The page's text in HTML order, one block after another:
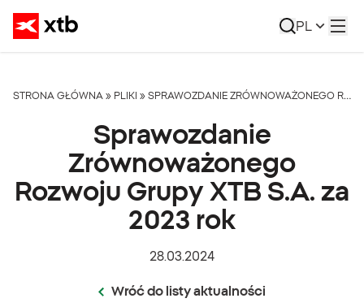
PL
STRONA GŁÓWNA » PLIKI » SPRAWOZDANIE ZRÓWNOWAŻONEGO ROZWOJU GRUPY XTB S.A. ZA 2023 ROK
Sprawozdanie
Zrównoważonego
Rozwoju Grupy XTB S.A. za
2023 rok
28.03.2024
Wróć do listy aktualności